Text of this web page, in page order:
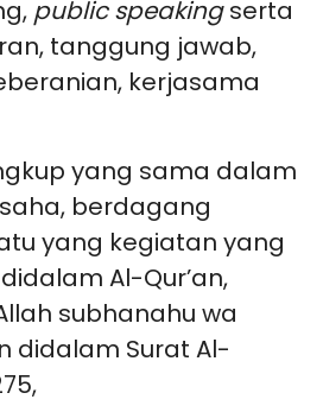
public speakingserta
tanggung jawab,
kerjasama
yang sama dalam
berdagang
yang kegiatan yang
Al-Qur’an,
subhanahu wa
didalam Surat Al-